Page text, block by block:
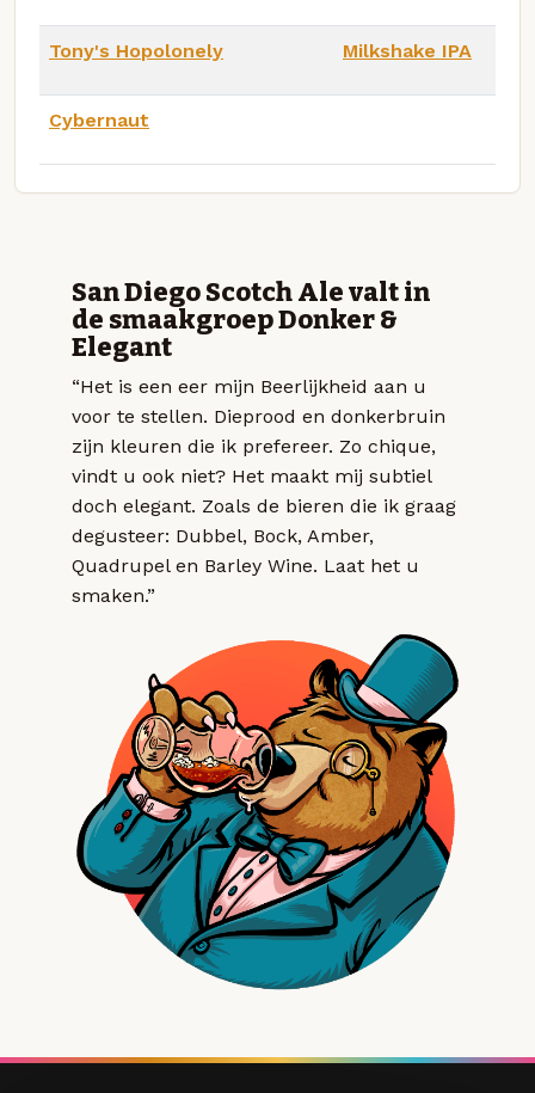
Tony's Hopolonely Milkshake IPA
Cybernaut
San Diego Scotch Ale valt in
de smaakgroep Donker &
Elegant
“Het is een eer mijn Beerlijkheid aan u
voor te stellen. Dieprood en donkerbruin
zijn kleuren die ik prefereer. Zo chique,
vindt u ook niet? Het maakt mij subtiel
doch elegant. Zoals de bieren die ik graag
degusteer: Dubbel, Bock, Amber,
Quadrupel en Barley Wine. Laat het u
smaken.”